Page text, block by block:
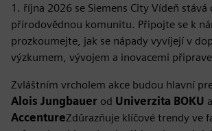
1. října 2026 se Siemens City Vídeň
přírodovědnou komunitu. Připojte se k
prozkoumejte, jak se nápady vyvíjejí v
výzkumem, vývojem a inovacemi
Zvláštním vrcholem akce budou hlavní
Alois Jungbauer od Univerzita BOKU a
AccentureZdůrazňuje klíčové trendy ve